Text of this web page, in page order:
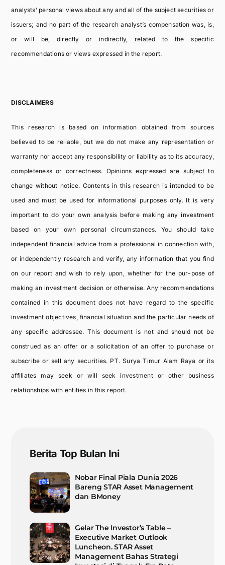
analysts’ personal views about any and all of the subject securities or
issuers; and no part of the research analyst’s compensation was, is,
or will be, directly or indirectly, related to the specific
recommendations or views expressed in the report.
DISCLAIMERS
This research is based on information obtained from sources
believed to be reliable, but we do not make any representation or
warranty nor accept any responsibility or liability as to its accuracy,
completeness or correctness. Opinions expressed are subject to
change without notice. Contents in this research is intended to be
used and must be used for informational purposes only. It is very
important to do your own analysis before making any investment
based on your own personal circumstances. You should take
independent financial advice from a professional in connection with,
or independently research and verify, any information that you find
on our report and wish to rely upon, whether for the pur-pose of
making an investment decision or otherwise. Any recommendations
contained in this document does not have regard to the specific
investment objectives, financial situation and the particular needs of
any specific addressee. This document is not and should not be
construed as an offer or a solicitation of an offer to purchase or
subscribe or sell any securities. PT. Surya Timur Alam Raya or its
affiliates may seek or will seek investment or other business
relationships with entities in this report.
Berita Top Bulan Ini
Nobar Final Piala Dunia 2026
Bareng STAR Asset Management
dan BMoney
Gelar The Investor’s Table –
Executive Market Outlook
Luncheon. STAR Asset
Management Bahas Strategi